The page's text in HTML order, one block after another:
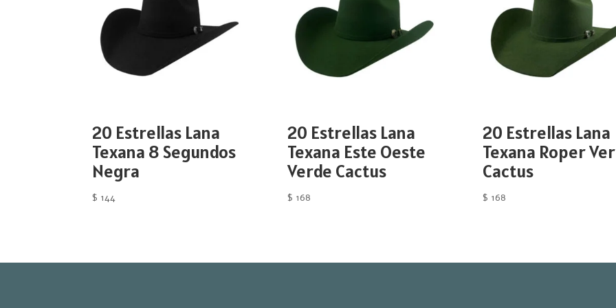
20 Estrellas Lana
Texana 8 Segundos
Negra
$ 144
20 Estrellas Lana
Texana Este Oeste
Verde Cactus
$ 168
20 Estrellas Lana
Texana Roper
Cactus
$ 168